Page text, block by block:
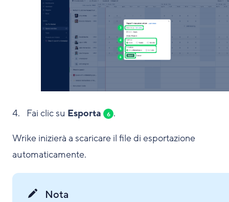
Fai clic su Esporta 6 .
Wrike inizierà a scaricare il file di esportazione
automaticamente.
Nota